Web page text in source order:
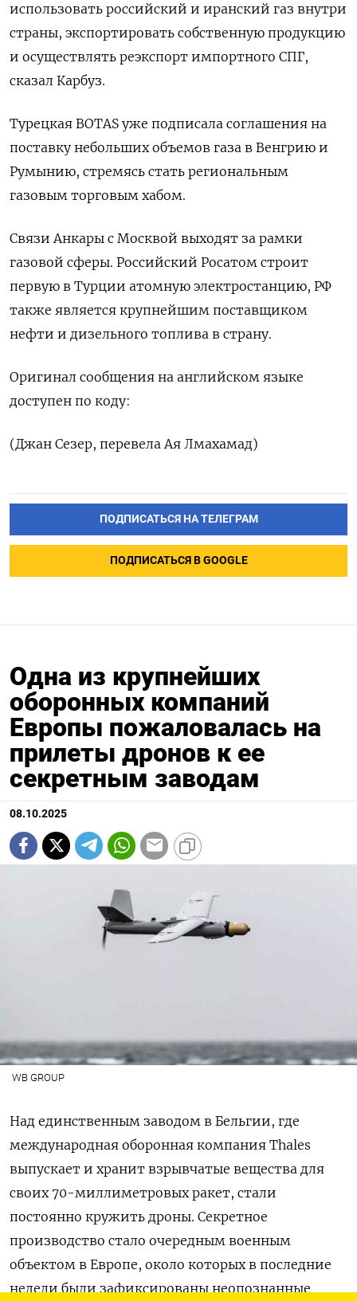
использовать российский и иранский газ внутри
страны, экспортировать собственную продукцию
и осуществлять реэкспорт импортного СПГ,
сказал Карбуз.
Турецкая BOTAS уже подписала соглашения на
поставку небольших объемов газа в Венгрию и
Румынию, стремясь стать региональным
газовым торговым хабом.
Связи Анкары с Москвой выходят за рамки
газовой сферы. Российский Росатом строит
первую в Турции атомную электростанцию, РФ
также является крупнейшим поставщиком
нефти и дизельного топлива в страну.
Оригинал сообщения на английском языке
доступен по коду:
(Джан Сезер, перевела Ая Лмахамад)
ПОДПИСАТЬСЯ НА ТЕЛЕГРАМ
ПОДПИСАТЬСЯ В GOOGLE
Одна из крупнейших
оборонных компаний
Европы пожаловалась на
прилеты дронов к ее
секретным заводам
08.10.2025
WB GROUP
Над единственным заводом в Бельгии, где
международная оборонная компания Thales
выпускает и хранит взрывчатые вещества для
своих 70-миллиметровых ракет, стали
постоянно кружить дроны. Секретное
производство стало очередным военным
объектом в Европе, около которых в последние
недели были зафиксированы неопознанные